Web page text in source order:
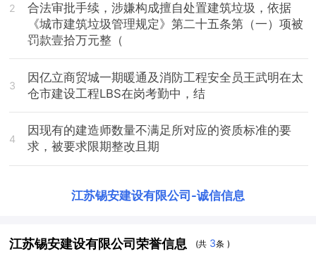
2
合法审批手续，涉嫌构成擅自处置建筑垃圾，依据
《城市建筑垃圾管理规定》第二十五条第（一）项被
罚款壹拾万元整（
3
因亿立商贸城一期暖通及消防工程安全员王武明在太
仓市建设工程LBS在岗考勤中，结
4
因现有的建造师数量不满足所对应的资质标准的要
求，被要求限期整改且期
江苏锡安建设有限公司 -诚信信息
江苏锡安建设有限公司荣誉信息 (共 3条 )